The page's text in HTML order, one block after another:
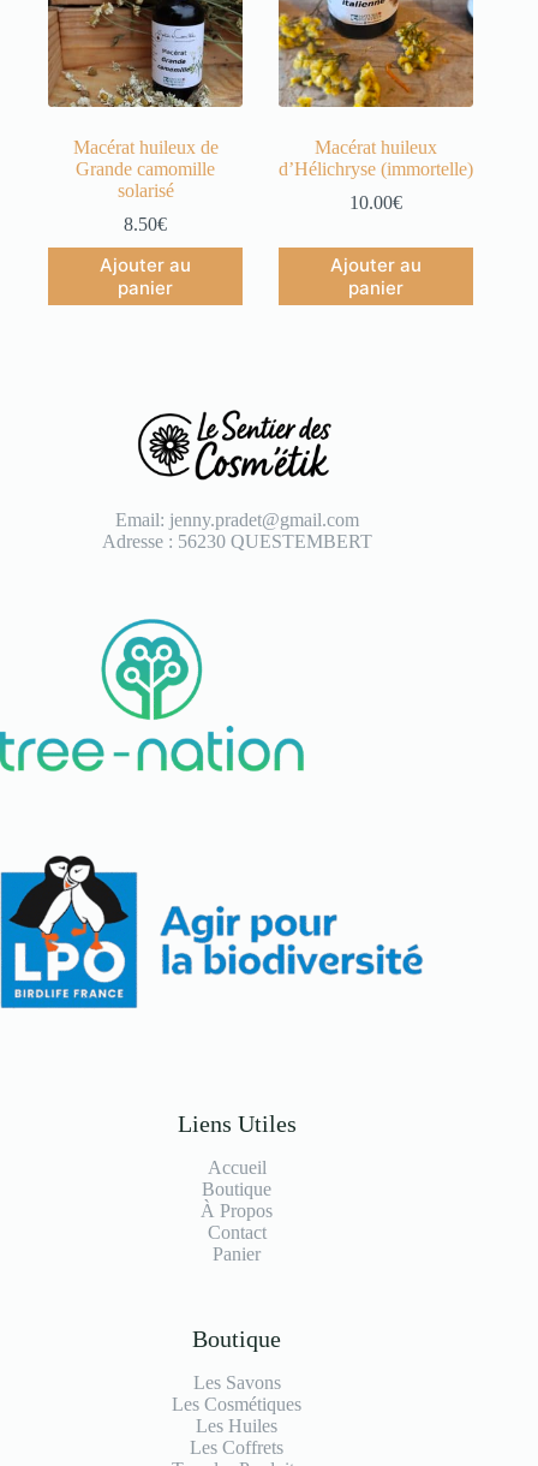
Macérat huileux de
Grande camomille
solarisé
8.50€
Ajouter au
panier
Macérat huileux
d’Hélichryse (immortelle)
10.00€
Ajouter au
panier
Email: jenny.pradet@gmail.com
Adresse : 56230 QUESTEMBERT
Liens Utiles
Accueil
Boutique
À Propos
Contact
Panier
Boutique
Les Savons
Les Cosmétiques
Les Huiles
Les Coffrets